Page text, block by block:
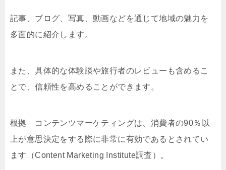
記事、ブログ、写真、動画などを通じて地域の魅力を
多面的に紹介します。
また、具体的な体験談や旅行者のレビューも含めるこ
とで、信頼性を高めることができます。
根拠 コンテンツマーケティングは、消費者の90％以
上が意思決定をする際に非常に有効であるとされてい
ます（Content Marketing Institute調査）。